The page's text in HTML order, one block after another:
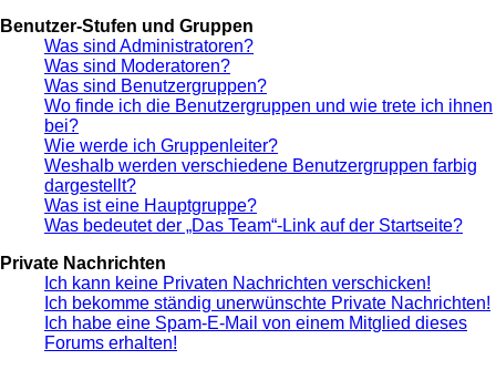
Benutzer-Stufen und Gruppen
Was sind Administratoren?
Was sind Moderatoren?
Was sind Benutzergruppen?
Wo finde ich die Benutzergruppen und wie trete ich ihnen
bei?
Wie werde ich Gruppenleiter?
Weshalb werden verschiedene Benutzergruppen farbig
dargestellt?
Was ist eine Hauptgruppe?
Was bedeutet der „Das Team“-Link auf der Startseite?
Private Nachrichten
Ich kann keine Privaten Nachrichten verschicken!
Ich bekomme ständig unerwünschte Private Nachrichten!
Ich habe eine Spam-E-Mail von einem Mitglied dieses
Forums erhalten!